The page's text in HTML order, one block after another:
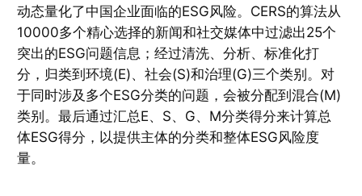
动态量化了中国企业面临的ESG风险。CERS的算法从
10000多个精心选择的新闻和社交媒体中过滤出25个
突出的ESG问题信息；经过清洗、分析、标准化打
分，归类到环境(E)、社会(S)和治理(G)三个类别。对
于同时涉及多个ESG分类的问题，会被分配到混合(M)
类别。最后通过汇总E、S、G、M分类得分来计算总
体ESG得分，以提供主体的分类和整体ESG风险度
量。